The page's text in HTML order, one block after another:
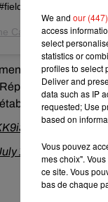
Cape Leopard Trust
la réserve n'a
: le puma
sur
10, 2020
We and our
access
select
statistics or
profiles to select
Deliver and
data such as IP
requested; Use
based on
Vous pouvez
mes choix".
ce site. Vous
bas de chaque